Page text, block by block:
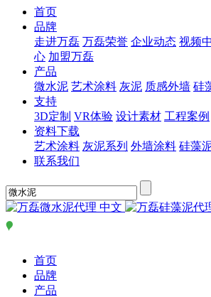
首页
品牌
走进万磊 万磊荣誉 企业动态 视频
心 加盟万磊
产品
微水泥 艺术涂料 灰泥 质感外墙 硅
支持
3D定制 VR体验 设计素材 工程案例
资料下载
艺术涂料 灰泥系列 外墙涂料 硅藻
联系我们
中文
首页
品牌
产品